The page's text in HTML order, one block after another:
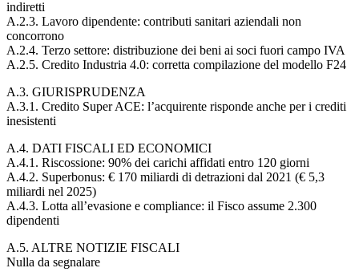
indiretti
A.2.3. Lavoro dipendente: contributi sanitari aziendali non
concorrono
A.2.4. Terzo settore: distribuzione dei beni ai soci fuori campo IVA
A.2.5. Credito Industria 4.0: corretta compilazione del modello F24
A.3. GIURISPRUDENZA
A.3.1. Credito Super ACE: l’acquirente risponde anche per i crediti
inesistenti
A.4. DATI FISCALI ED ECONOMICI
A.4.1. Riscossione: 90% dei carichi affidati entro 120 giorni
A.4.2. Superbonus: € 170 miliardi di detrazioni dal 2021 (€ 5,3
miliardi nel 2025)
A.4.3. Lotta all’evasione e compliance: il Fisco assume 2.300
dipendenti
A.5. ALTRE NOTIZIE FISCALI
Nulla da segnalare